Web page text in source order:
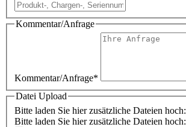
Kommentar/Anfrage
Kommentar/Anfrage*
Datei Upload
Bitte laden Sie hier zusätzliche Dateien hoch:
Bitte laden Sie hier zusätzliche Dateien hoch: